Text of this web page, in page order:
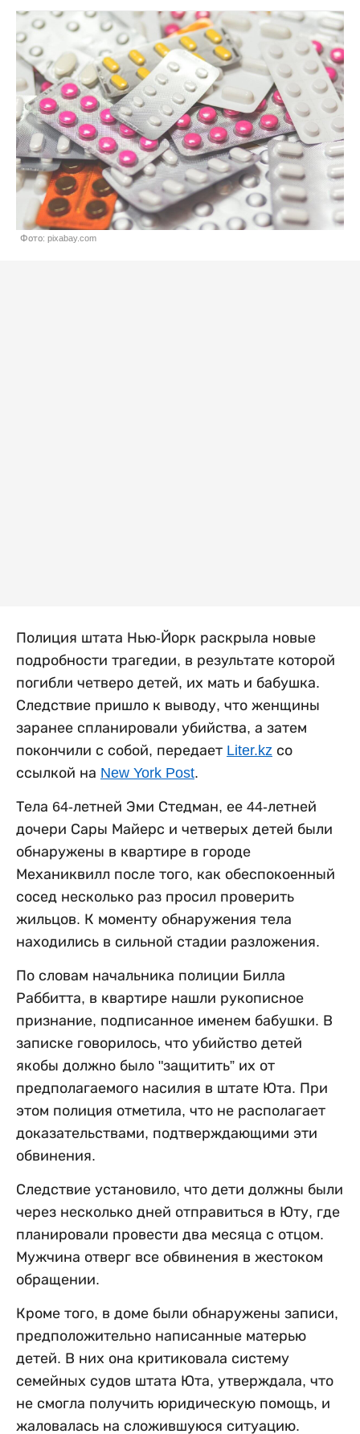
Фото: pixabay.com
Полиция штата Нью-Йорк раскрыла новые
подробности трагедии, в результате которой
погибли четверо детей, их мать и бабушка.
Следствие пришло к выводу, что женщины
заранее спланировали убийства, а затем
покончили с собой, передает Liter.kz со
ссылкой на New York Post.
Тела 64-летней Эми Стедман, ее 44-летней
дочери Сары Майерс и четверых детей были
обнаружены в квартире в городе
Механиквилл после того, как обеспокоенный
сосед несколько раз просил проверить
жильцов. К моменту обнаружения тела
находились в сильной стадии разложения.
По словам начальника полиции Билла
Раббитта, в квартире нашли рукописное
признание, подписанное именем бабушки. В
записке говорилось, что убийство детей
якобы должно было "защитить” их от
предполагаемого насилия в штате Юта. При
этом полиция отметила, что не располагает
доказательствами, подтверждающими эти
обвинения.
Следствие установило, что дети должны были
через несколько дней отправиться в Юту, где
планировали провести два месяца с отцом.
Мужчина отверг все обвинения в жестоком
обращении.
Кроме того, в доме были обнаружены записи,
предположительно написанные матерью
детей. В них она критиковала систему
семейных судов штата Юта, утверждала, что
не смогла получить юридическую помощь, и
жаловалась на сложившуюся ситуацию.